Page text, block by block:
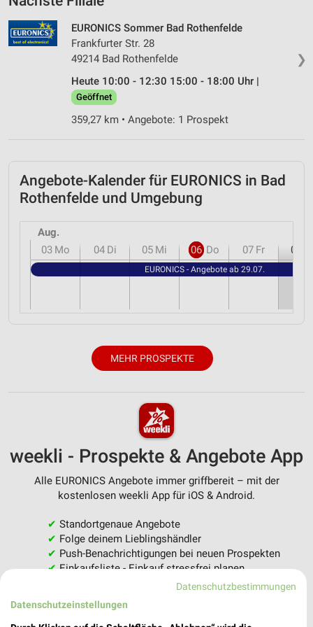
❯
EURONICS Sommer Bad Rothenfelde
Frankfurter Str. 28
49214 Bad Rothenfelde
Heute 10:00 - 12:30 15:00 - 18:00 Uhr |
Geöffnet
359,27 km • Angebote: 1 Prospekt
Angebote-Kalender für EURONICS in Bad
Rothenfelde und Umgebung
Aug.
03 Mo 04 Di 05 Mi 06 Do 07 Fr 08
EURONICS - Angebote ab 29.07.
MEHR PROSPEKTE
weekli - Prospekte & Angebote App
Alle EURONICS Angebote immer griffbereit – mit der
kostenlosen weekli App für iOS & Android.
✔ Standortgenaue Angebote
✔ Folge deinem Lieblingshändler
✔ Push-Benachrichtigungen bei neuen Prospekten
✔Einkaufsliste - Einkauf stressfrei planen
JETZT LADEN UND SPAREN!
Datenschutzbestimmungen
Datenschutzeinstellungen